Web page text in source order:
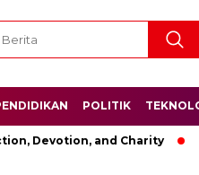
POLITIK
and Charity The